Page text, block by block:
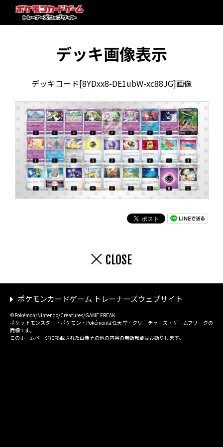
デッキ画像表示
デッキコード[8YDxx8-DE1ubW-xc88JG]画像
CLOSE
ポケモンカードゲーム トレーナーズウェブサイト
©Pokémon/Nintendo/Creatures/GAME FREAK
ポケットモンスター・ポケモン・Pokémonは任天堂・クリーチャーズ・ゲームフリークの
商標です。
このホームページに掲載された画像その他の内容の無断転載はお断りします。